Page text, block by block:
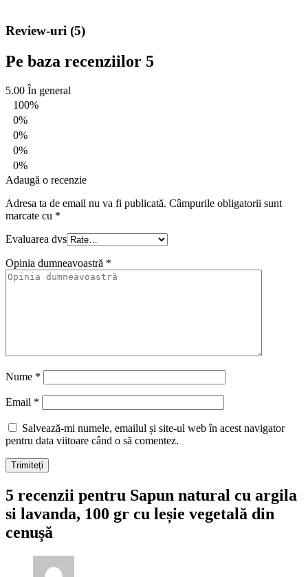
Review-uri (5)
Pe baza recenziilor 5
5.00 În general
100%
0%
0%
0%
0%
Adaugă o recenzie
Adresa ta de email nu va fi publicată. Câmpurile obligatorii sunt
marcate cu *
Evaluarea dvs
Opinia dumneavoastră *
Nume *
Email *
Salvează-mi numele, emailul și site-ul web în acest navigator
pentru data viitoare când o să comentez.
5 recenzii pentru Sapun natural cu argila
si lavanda, 100 gr cu leșie vegetală din
cenușă